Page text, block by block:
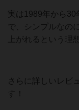
実は1989年から30
で、シンプルなの
上がれるという理
さらに詳しいレビ
す！